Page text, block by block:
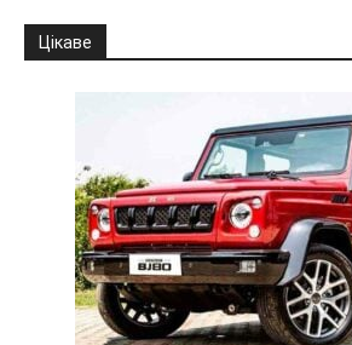
Цікаве